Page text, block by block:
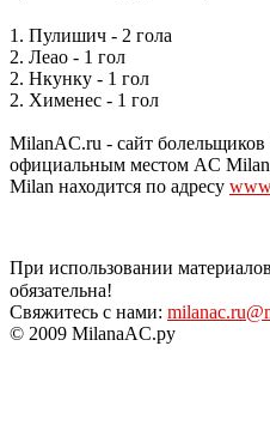
1. Пулишич - 2 гола
2. Леао - 1 гол
2. Нкунку - 1 гол
2. Хименес - 1 гол
MilanAC.ru - сайт
официальным местом AC
Milan находится по адресу
При использовании
обязательна!
Свяжитесь с нами:
© 2009 MilanaAC.ру